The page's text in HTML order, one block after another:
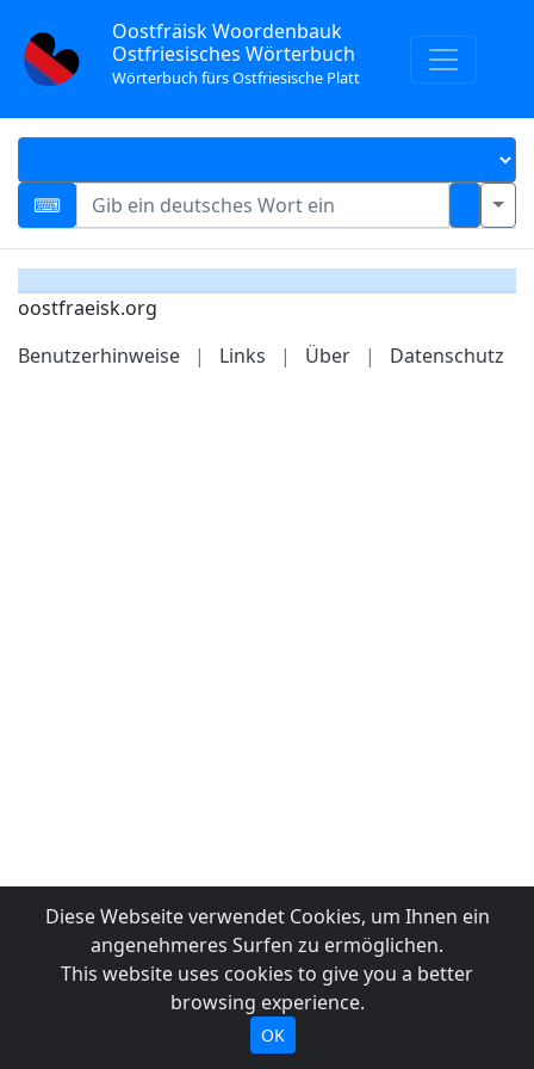
Oostfräisk Woordenbauk
Ostfriesisches Wörterbuch
Wörterbuch fürs Ostfriesische Platt
oostfraeisk.org
Benutzerhinweise
| Links | Über | Datenschutz
Diese Webseite verwendet Cookies, um Ihnen ein
angenehmeres Surfen zu ermöglichen.
This website uses cookies to give you a better
browsing experience.
OK